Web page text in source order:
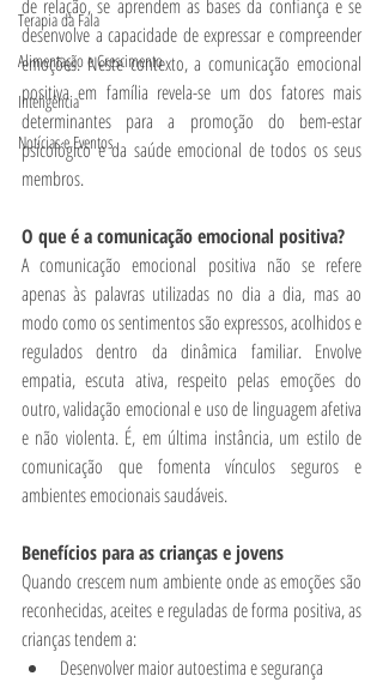
Terapia da Fala
Alimentação e Crescimento
Inteligência
Notícias e Eventos
de relação, se aprendem as bases da confiança e se
desenvolve a capacidade de expressar e compreender
emoções. Neste contexto, a comunicação emocional
positiva em família revela-se um dos fatores mais
determinantes para a promoção do bem-estar
psicológico e da saúde emocional de todos os seus
membros.
O que é a comunicação emocional positiva?
A comunicação emocional positiva não se refere
apenas às palavras utilizadas no dia a dia, mas ao
modo como os sentimentos são expressos, acolhidos e
regulados dentro da dinâmica familiar. Envolve
empatia, escuta ativa, respeito pelas emoções do
outro, validação emocional e uso de linguagem afetiva
e não violenta. É, em última instância, um estilo de
comunicação que fomenta vínculos seguros e
ambientes emocionais saudáveis.
Benefícios para as crianças e jovens
Quando crescem num ambiente onde as emoções são
reconhecidas, aceites e reguladas de forma positiva, as
crianças tendem a:
Desenvolver maior autoestima e segurança